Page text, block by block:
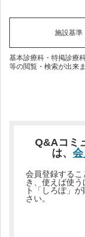
施設基準
基本診療科・特掲診療
等の閲覧・検索が出来ま
Q&Aコミ
は、 会
会員登録する
き、使えば使
ト「しろぽ」
さい。